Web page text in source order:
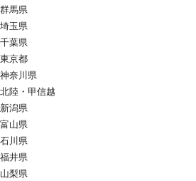
群馬県
埼玉県
千葉県
東京都
神奈川県
北陸・甲信越
新潟県
富山県
石川県
福井県
山梨県